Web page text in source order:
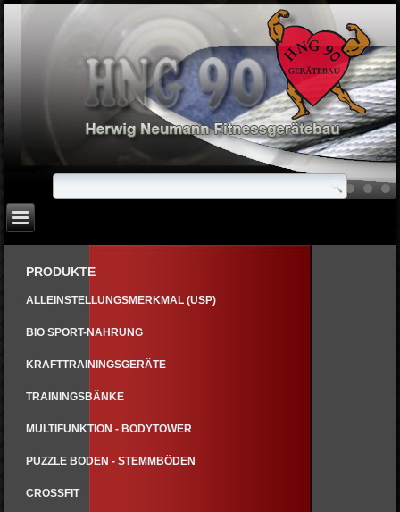
PRODUKTE
ALLEINSTELLUNGSMERKMAL (USP)
BIO SPORT-NAHRUNG
KRAFTTRAININGSGERÄTE
TRAININGSBÄNKE
MULTIFUNKTION - BODYTOWER
PUZZLE BODEN - STEMMBÖDEN
CROSSFIT